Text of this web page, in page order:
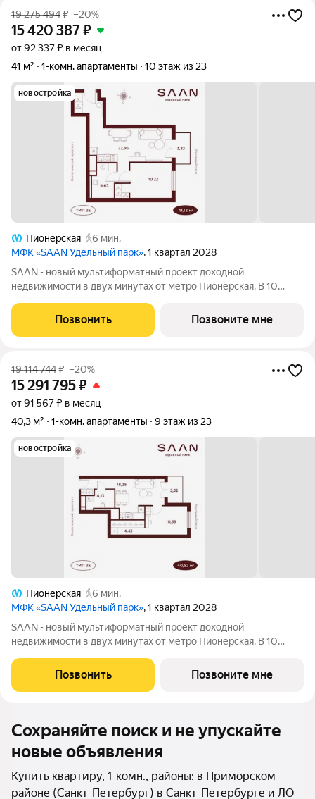
19 275 494₽ –20%
15 420 387₽
от 92 337 ₽ в месяц
41 м²
1-комн. апартаменты 10 этаж из 23
новостройка
Пионерская
6 мин.
МФК «SAAN Удельный парк», 1 квартал 2028
SAAN - новый мультиформатный проект доходной
недвижимости в двух минутах от метро Пионерская. В 10
представлены различные варианты: от компактных студий до
просторных резиденций с панорамными
Позвонить Позвоните мне
19 114 744₽ –20%
15 291 795₽
от 91 567 ₽ в месяц
40,3 м²
1-комн. апартаменты 9 этаж из 23
новостройка
Пионерская
6 мин.
МФК «SAAN Удельный парк», 1 квартал 2028
SAAN - новый мультиформатный проект доходной
недвижимости в двух минутах от метро Пионерская. В 10
представлены различные варианты: от компактных студий до
просторных резиденций с панорамными
Позвонить Позвоните мне
Сохраняйте поиск и не упускайте
новые объявления
Купить квартиру, 1-комн., районы: в Приморском
районе (Санкт-Петербург) в Санкт-Петербурге и ЛО